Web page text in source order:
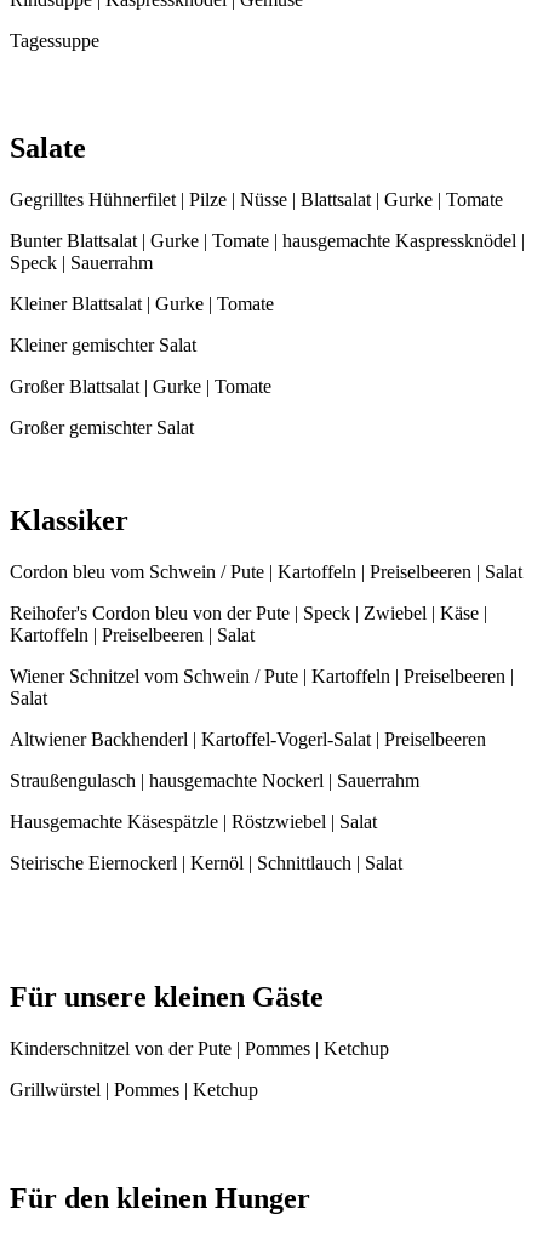
Tagessuppe
Salate
Gegrilltes Hühnerfilet | Pilze | Nüsse | Blattsalat | Gurke | Tomate
Bunter Blattsalat | Gurke | Tomate | hausgemachte Kaspressknödel |
Speck | Sauerrahm
Kleiner Blattsalat | Gurke | Tomate
Kleiner gemischter Salat
Großer Blattsalat | Gurke | Tomate
Großer gemischter Salat
Klassiker
Cordon bleu vom Schwein / Pute | Kartoffeln | Preiselbeeren | Salat
Reihofer's Cordon bleu von der Pute | Speck | Zwiebel | Käse |
Kartoffeln | Preiselbeeren | Salat
Wiener Schnitzel vom Schwein / Pute | Kartoffeln | Preiselbeeren |
Salat
Altwiener Backhenderl | Kartoffel-Vogerl-Salat | Preiselbeeren
Straußengulasch | hausgemachte Nockerl | Sauerrahm
Hausgemachte Käsespätzle | Röstzwiebel | Salat
Steirische Eiernockerl | Kernöl | Schnittlauch | Salat
Für unsere kleinen Gäste
Kinderschnitzel von der Pute | Pommes | Ketchup
Grillwürstel | Pommes | Ketchup
Für den kleinen Hunger